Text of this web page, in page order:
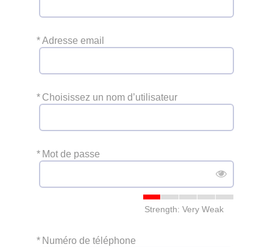
*Adresse email
* Choisissez un nom d’utilisateur
* Mot de passe
Strength: Very Weak
* Numéro de téléphone